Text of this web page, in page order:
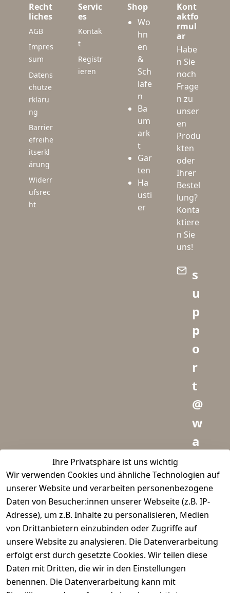
Ihre Privatsphäre ist uns wichtig
Wir verwenden Cookies und ähnliche Technologien auf
unserer Website und verarbeiten personenbezogene
Daten von Besucher:innen unserer Webseite (z.B. IP-
Adresse), um z.B. Inhalte zu personalisieren, Medien
von Drittanbietern einzubinden oder Zugriffe auf
unsere Website zu analysieren. Die Datenverarbeitung
erfolgt erst durch gesetzte Cookies. Wir teilen diese
Daten mit Dritten, die wir in den Einstellungen
benennen. Die Datenverarbeitung kann mit
Recht
liches
AGB
Impres
sum
Datens
chutze
rkläru
ng
Barrier
efreihe
itserkl
ärung
Widerr
ufsrec
ht
Servic
es
Kontak
t
Registr
ieren
Shop
Wo
hn
en
&
Sch
lafe
n
Ba
um
ark
t
Gar
ten
Ha
usti
er
Kont
aktfo
rmul
ar
Habe
n Sie
noch
Frage
n zu
unser
en
Produ
kten
oder
Ihrer
Bestel
lung?
Konta
ktiere
n Sie
uns!
s
u
p
p
o
r
t
@
w
a
d
m
e
i
s